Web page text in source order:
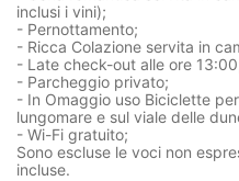
inclusi i vini);
- Pernottamento;
- Ricca Colazione servita in
- Late check-out alle ore
- Parcheggio privato;
- In Omaggio uso Biciclette
lungomare e sul viale delle
- Wi-Fi gratuito;
Sono escluse le voci non
incluse.